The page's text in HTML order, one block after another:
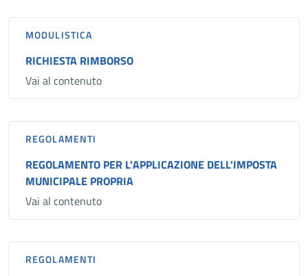
MODULISTICA
RICHIESTA RIMBORSO
Vai al contenuto
REGOLAMENTI
REGOLAMENTO PER L'APPLICAZIONE DELL'IMPOSTA
MUNICIPALE PROPRIA
Vai al contenuto
REGOLAMENTI